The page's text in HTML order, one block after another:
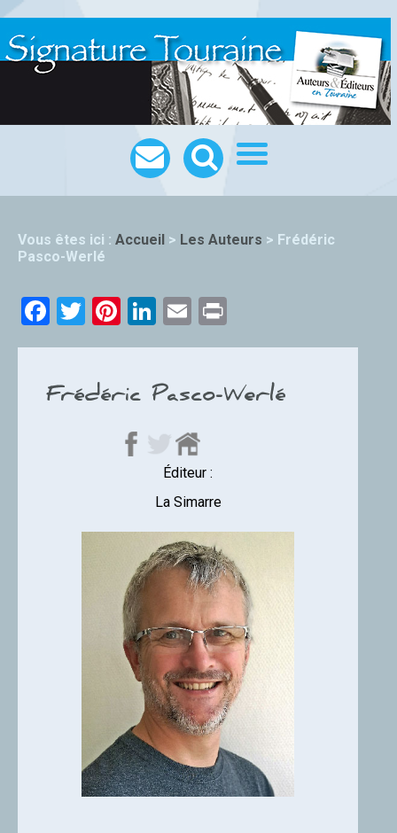
Vous êtes ici : Accueil > Les Auteurs > Frédéric
Pasco-Werlé
Facebook
TwitterPinterest
LinkedIn
Email
Frédéric Pasco-Werlé
Éditeur :
La Simarre